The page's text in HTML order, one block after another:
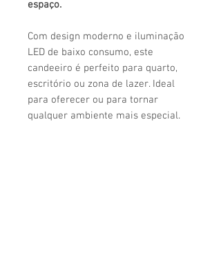
espaço.
Com design moderno e iluminação
LED de baixo consumo, este
candeeiro é perfeito para quarto,
escritório ou zona de lazer. Ideal
para oferecer ou para tornar
qualquer ambiente mais especial.